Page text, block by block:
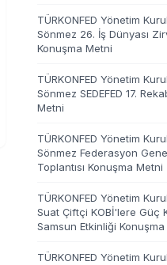
TÜRKONFED Yönetim
Sönmez 26. İş Dünyası
Konuşma Metni
TÜRKONFED Yönetim
Sönmez SEDEFED 17.
Metni
TÜRKONFED Yönetim
Sönmez Federasyon
Toplantısı Konuşma Metni
TÜRKONFED Yönetim
Suat Çiftçi KOBİ'lere Güç
Samsun Etkinliği
TÜRKONFED Yönetim